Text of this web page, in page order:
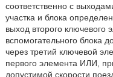
соответственно с
участка и блока
выход второго ключевого
вспомогательного блока
через третий ключевой
первого элемента ИЛИ,
допустимой скорости